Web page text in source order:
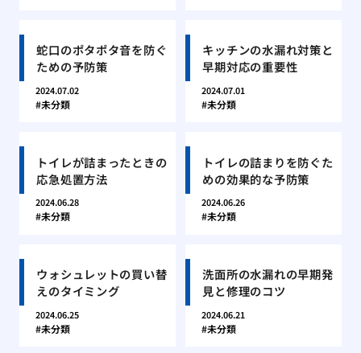
蛇口のポタポタ音を防ぐ
ための予防策
2024.07.02
未分類
キッチンの水漏れ対策と
早期対応の重要性
2024.07.01
未分類
トイレが詰まったときの
応急処置方法
2024.06.28
未分類
トイレの詰まりを防ぐた
めの効果的な予防策
2024.06.26
未分類
ウォシュレットの買い替
えのタイミング
2024.06.25
未分類
洗面所の水漏れの早期発
見と修理のコツ
2024.06.21
未分類